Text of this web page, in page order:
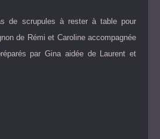
de scrupules à rester à table pour
de Rémi et Caroline accompagnée
par Gina aidée de Laurent et